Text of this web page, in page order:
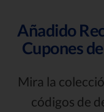
Añadido
Cupones
Mira la
códigos de